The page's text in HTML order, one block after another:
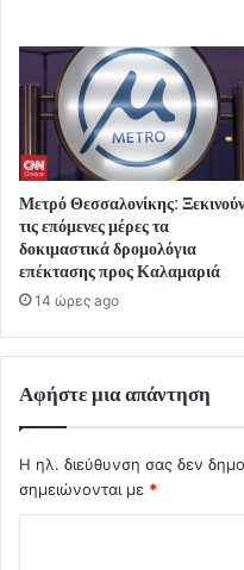
Μετρό Θεσσαλονίκης: Ξεκινούν
τις επόμενες μέρες τα
δοκιμαστικά δρομολόγια
επέκτασης προς Καλαμαριά
14 ώρες ago
Αφήστε μια απάντηση
Η ηλ. διεύθυνση σας δεν
σημειώνονται με *